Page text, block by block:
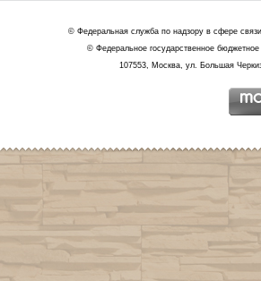
© Федеральная служба по надзору в сфере
© Федеральное государственное
107553, Москва, ул. Большая